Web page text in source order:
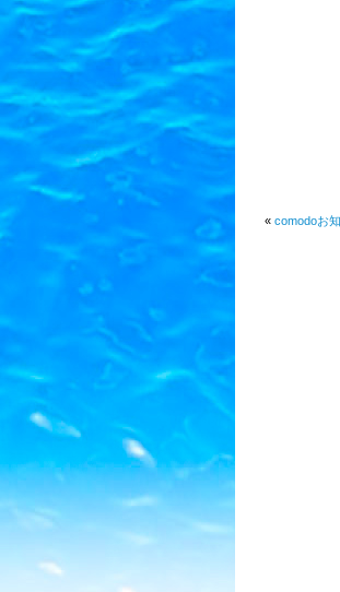
« comodoお